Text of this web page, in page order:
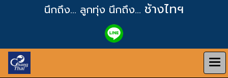
นึกถึง... ลูกทุ่ง นึกถึง... ช้างไทฯ